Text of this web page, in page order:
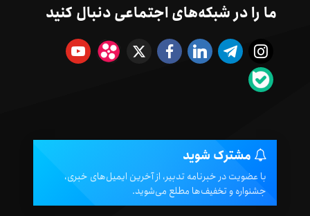
ما را در شبکه‌های اجتماعی دنبال کنید
مشترک شوید
با عضویت در خبرنامه تدبیر، از آخرین ایمیل‌های خبری،
جشنواره و تخفیف‌ها مطلع می‌شوید.